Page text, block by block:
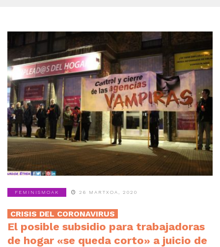
FEMINISMOAK 26 MARTXOA, 2020
CRISIS DEL CORONAVIRUS
El posible subsidio para trabajadoras
de hogar «se queda corto» a juicio de